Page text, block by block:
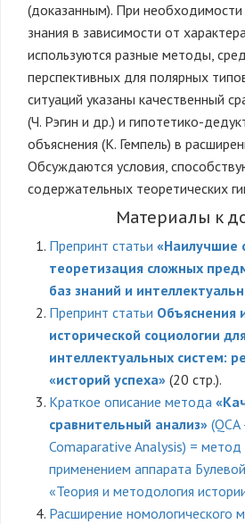
(доказанным). При
знания в зависимости от
используются разные методы,
перспективных для полярных
ситуаций указаны качественный
(Ч. Рэгин и др.) и гипотетико-
объяснения (К. Гемпель) в
Обсуждаются условия,
содержательных теоретических
Материалы к
Препринт статьи «Наилучшие
теоретизация сложных
баз знаний и
Препринт статьи Объяснения
исторической социологии
интеллектуальных систем:
«историй успеха» (20 стр.).
Краткое описание метода
сравнительный анализ»
Comaparative Analysis) = метод
применением аппарата
«Теория и методология
Расширение номологического